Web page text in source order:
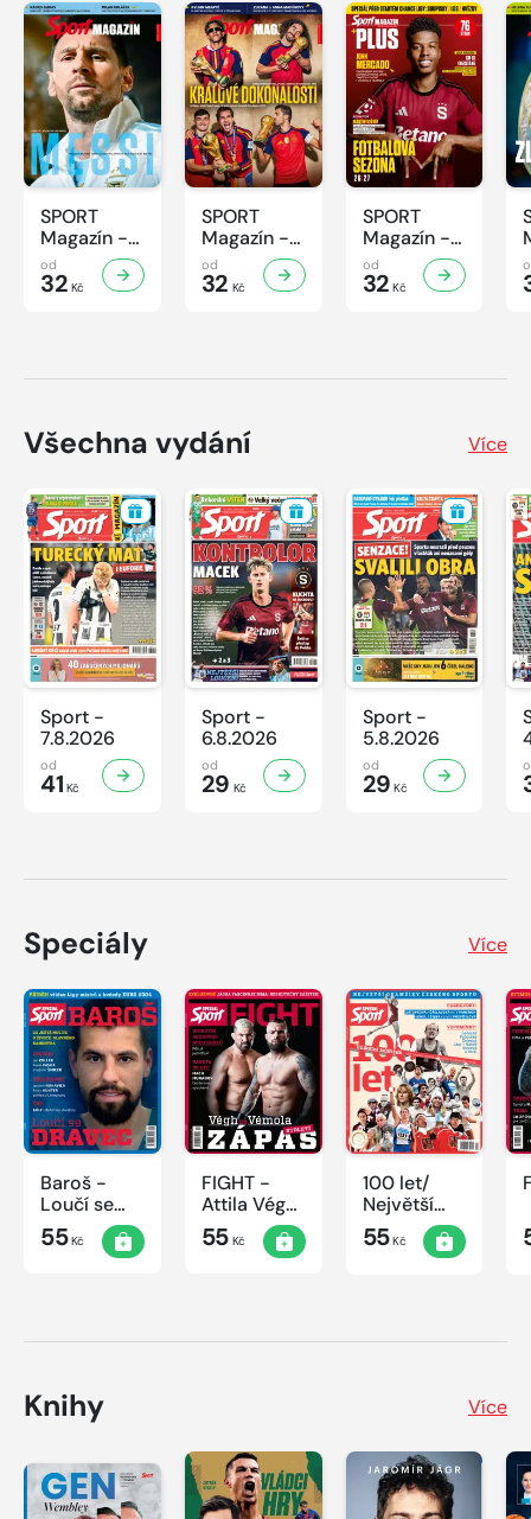
SPORT
Magazín -
32/2026
od
32 Kč
SPORT
Magazín -
31/2026
od
32 Kč
SPORT
Magazín -
30/2026
od
32 Kč
Všechna vydání Více
Sport -
7.8.2026
od
41 Kč
Sport -
6.8.2026
od
29 Kč
Sport -
5.8.2026
od
29 Kč
Speciály Více
Baroš -
Loučí se
dravec
55Kč
FIGHT -
Attila Végh
vs. Karlos
Vémola
55Kč
100 let/
Největší
okamžiky
českého
55Kč
Knihy Více